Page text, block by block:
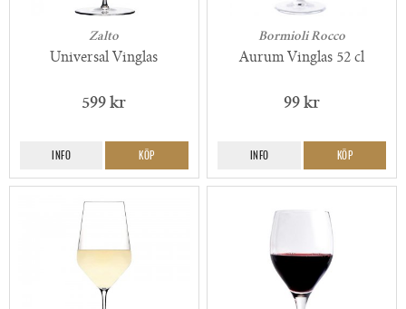
Zalto
Universal Vinglas
599 kr
INFO KÖP
Bormioli Rocco
Aurum Vinglas 52 cl
99 kr
INFO KÖP